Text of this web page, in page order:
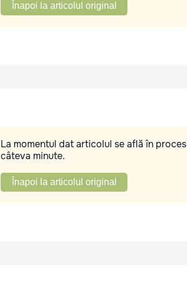
Înapoi la articolul original
La momentul dat articolul se află în
câteva minute.
Înapoi la articolul original